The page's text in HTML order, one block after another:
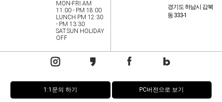
MON-FRI AM
11:00 - PM 18:00
LUNCH PM 12:30
- PM 13:30
SAT.SUN HOLIDAY
OFF
경기도 하남시 감북
동 333-1
1:1문의 하기 PC버전으로 보기